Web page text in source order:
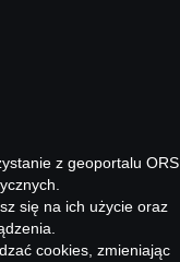
z geoportalu
się na ich użycie oraz
cookies, zmieniając